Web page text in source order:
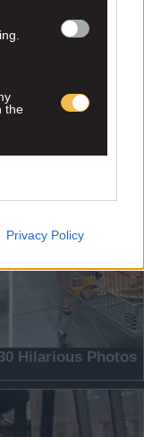
the
Privacy Policy